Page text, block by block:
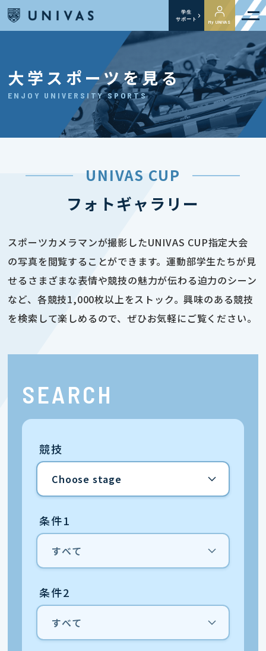
学生
サポート
My UNIVAS
大学スポーツを見る
ENJOY UNIVERSITY SPORTS
UNIVAS CUP
フォトギャラリー
スポーツカメラマンが撮影したUNIVAS CUP指定大会
の写真を閲覧することができます。運動部学生たちが見
せるさまざまな表情や競技の魅力が伝わる迫力のシーン
など、各競技1,000枚以上をストック。興味のある競技
を検索して楽しめるので、ぜひお気軽にご覧ください。
SEARCH
競技
条件1
条件2